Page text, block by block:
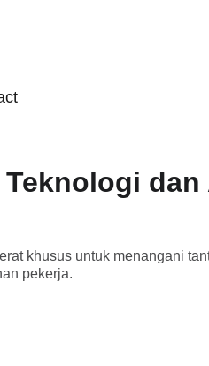
dan
khusus untuk menangani
pekerja.